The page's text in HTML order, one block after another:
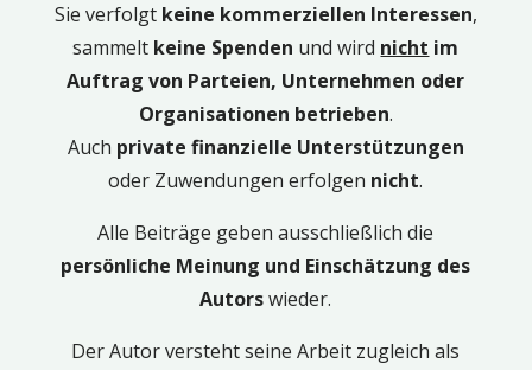
Sie verfolgt keine kommerziellen Interessen,
sammelt keine Spenden und wird nicht im
Auftrag von Parteien, Unternehmen oder
Organisationen betrieben.
Auch private finanzielle Unterstützungen
oder Zuwendungen erfolgen nicht.
Alle Beiträge geben ausschließlich die
persönliche Meinung und Einschätzung des
Autorswieder.
Der Autor versteht seine Arbeit zugleich als